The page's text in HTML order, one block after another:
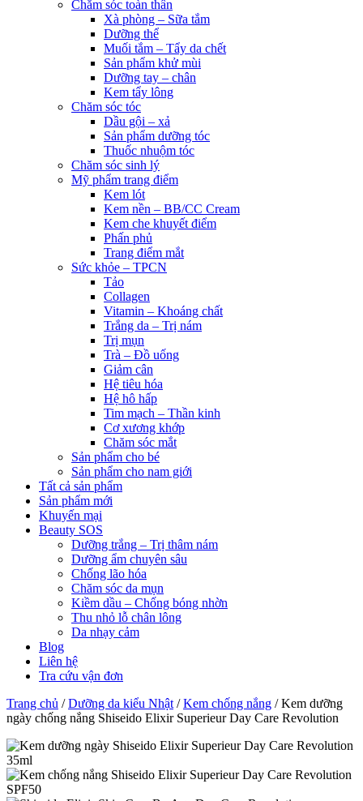
Chăm sóc toàn thân
Xà phòng – Sữa tắm
Dưỡng thể
Muối tắm – Tẩy da chết
Sản phẩm khử mùi
Dưỡng tay – chân
Kem tẩy lông
Chăm sóc tóc
Dầu gội – xả
Sản phẩm dưỡng tóc
Thuốc nhuộm tóc
Chăm sóc sinh lý
Mỹ phẩm trang điểm
Kem lót
Kem nền – BB/CC Cream
Kem che khuyết điểm
Phấn phủ
Trang điểm mắt
Sức khỏe – TPCN
Tảo
Collagen
Vitamin – Khoáng chất
Trắng da – Trị nám
Trị mụn
Trà – Đồ uống
Giảm cân
Hệ tiêu hóa
Hệ hô hấp
Tim mạch – Thần kinh
Cơ xương khớp
Chăm sóc mắt
Sản phẩm cho bé
Sản phẩm cho nam giới
Tất cả sản phẩm
Sản phẩm mới
Khuyến mại
Beauty SOS
Dưỡng trắng – Trị thâm nám
Dưỡng ẩm chuyên sâu
Chống lão hóa
Chăm sóc da mụn
Kiềm dầu – Chống bóng nhờn
Thu nhỏ lỗ chân lông
Da nhạy cảm
Blog
Liên hệ
Tra cứu vận đơn
Trang chủ /Dưỡng da kiểu Nhật /Kem chống nắng /Kem dưỡng
ngày chống nắng Shiseido Elixir Superieur Day Care Revolution